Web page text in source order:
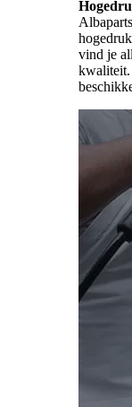
vind je
kwaliteit.